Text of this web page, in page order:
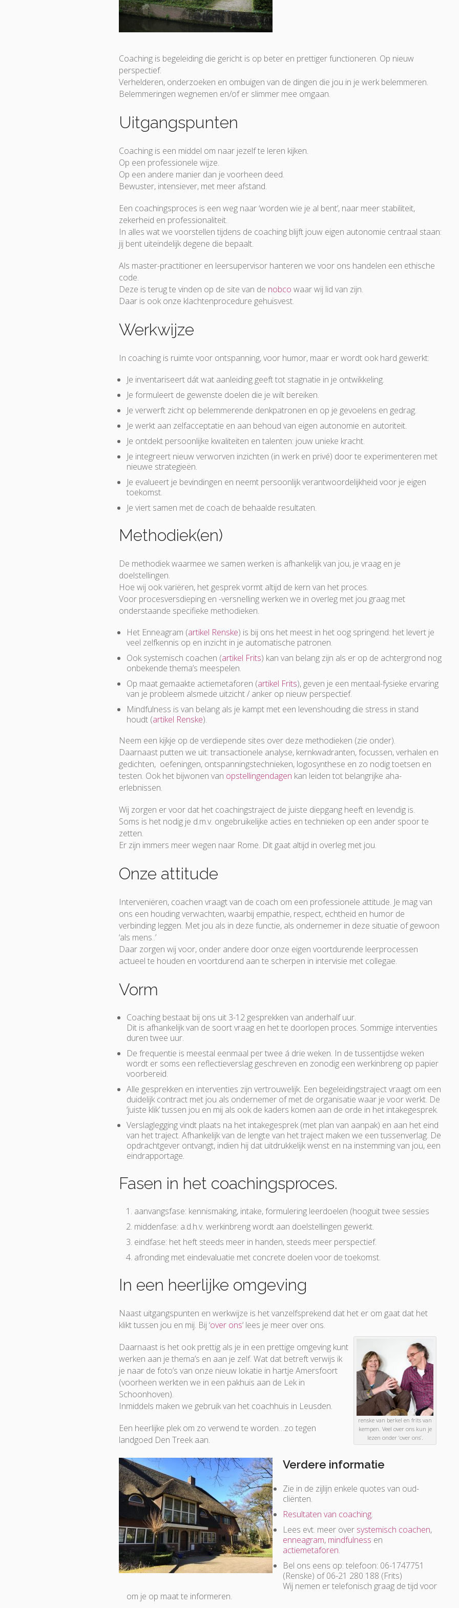
Coaching is begeleiding die gericht is op beter en prettiger functioneren. Op nieuw
perspectief.
Verhelderen, onderzoeken en ombuigen van de dingen die jou in je werk belemmeren.
Belemmeringen wegnemen en/of er slimmer mee omgaan.
Uitgangspunten
Coaching is een middel om naar jezelf te leren kijken.
Op een professionele wijze.
Op een andere manier dan je voorheen deed.
Bewuster, intensiever, met meer afstand.
Een coachingsproces is een weg naar ‘worden wie je al bent’, naar meer stabiliteit,
zekerheid en professionaliteit.
In alles wat we voorstellen tijdens de coaching blijft jouw eigen autonomie centraal staan:
jij bent uiteindelijk degene die bepaalt.
Als master-practitioner en leersupervisor hanteren we voor ons handelen een ethische
code.
Deze is terug te vinden op de site van de nobco waar wij lid van zijn.
Daar is ook onze klachtenprocedure gehuisvest.
Werkwijze
In coaching is ruimte voor ontspanning, voor humor, maar er wordt ook hard gewerkt:
Je inventariseert dát wat aanleiding geeft tot stagnatie in je ontwikkeling.
Je formuleert de gewenste doelen die je wilt bereiken.
Je verwerft zicht op belemmerende denkpatronen en op je gevoelens en gedrag.
Je werkt aan zelfacceptatie en aan behoud van eigen autonomie en autoriteit.
Je ontdekt persoonlijke kwaliteiten en talenten: jouw unieke kracht.
Je integreert nieuw verworven inzichten (in werk en privé) door te experimenteren met
nieuwe strategieën.
Je evalueert je bevindingen en neemt persoonlijk verantwoordelijkheid voor je eigen
toekomst.
Je viert samen met de coach de behaalde resultaten.
Methodiek(en)
De methodiek waarmee we samen werken is afhankelijk van jou, je vraag en je
doelstellingen.
Hoe wij ook variëren, het gesprek vormt altijd de kern van het proces.
Voor procesversdieping en -versnelling werken we in overleg met jou graag met
onderstaande specifieke methodieken.
Het Enneagram (artikel Renske) is bij ons het meest in het oog springend: het levert je
veel zelfkennis op en inzicht in je automatische patronen.
Ook systemisch coachen (artikel Frits) kan van belang zijn als er op de achtergrond nog
onbekende thema’s meespelen.
Op maat gemaakte actiemetaforen (artikel Frits), geven je een mentaal-fysieke ervaring
van je probleem alsmede uitzicht / anker op nieuw perspectief.
Mindfulness is van belang als je kampt met een levenshouding die stress in stand
houdt (artikel Renske).
Neem een kijkje op de verdiepende sites over deze methodieken (zie onder).
Daarnaast putten we uit: transactionele analyse, kernkwadranten, focussen, verhalen en
gedichten, oefeningen, ontspanningstechnieken, logosynthese en zo nodig toetsen en
testen. Ook het bijwonen van opstellingendagen kan leiden tot belangrijke aha-
erlebnissen.
Wij zorgen er voor dat het coachingstraject de juiste diepgang heeft en levendig is.
Soms is het nodig je d.m.v. ongebruikelijke acties en technieken op een ander spoor te
zetten.
Er zijn immers meer wegen naar Rome. Dit gaat altijd in overleg met jou.
Onze attitude
Interveniëren, coachen vraagt van de coach om een professionele attitude. Je mag van
ons een houding verwachten, waarbij empathie, respect, echtheid en humor de
verbinding leggen. Met jou als in deze functie, als ondernemer in deze situatie of gewoon
‘als mens..’
Daar zorgen wij voor, onder andere door onze eigen voortdurende leerprocessen
actueel te houden en voortdurend aan te scherpen in intervisie met collegae.
Vorm
Coaching bestaat bij ons uit 3-12 gesprekken van anderhalf uur.
Dit is afhankelijk van de soort vraag en het te doorlopen proces. Sommige interventies
duren twee uur.
De frequentie is meestal eenmaal per twee á drie weken. In de tussentijdse weken
wordt er soms een reflectieverslag geschreven en zonodig een werkinbreng op papier
voorbereid.
Alle gesprekken en interventies zijn vertrouwelijk. Een begeleidingstraject vraagt om een
duidelijk contract met jou als ondernemer of met de organisatie waar je voor werkt. De
‘juiste klik’ tussen jou en mij als ook de kaders komen aan de orde in het intakegesprek.
Verslaglegging vindt plaats na het intakegesprek (met plan van aanpak) en aan het eind
van het traject. Afhankelijk van de lengte van het traject maken we een tussenverlag. De
opdrachtgever ontvangt, indien hij dat uitdrukkelijk wenst en na instemming van jou, een
eindrapportage.
Fasen in het coachingsproces.
aanvangsfase: kennismaking, intake, formulering leerdoelen (hooguit twee sessies
middenfase: a.d.h.v. werkinbreng wordt aan doelstellingen gewerkt.
eindfase: het heft steeds meer in handen, steeds meer perspectief.
afronding met eindevaluatie met concrete doelen voor de toekomst.
In een heerlijke omgeving
Naast uitgangspunten en werkwijze is het vanzelfsprekend dat het er om gaat dat het
klikt tussen jou en mij. Bij ‘over ons‘ lees je meer over ons.
renske van berkel en frits van
kempen. Veel over ons kun je
lezen onder ‘over ons’.
Daarnaast is het ook prettig als je in een prettige omgeving kunt
werken aan je thema’s en aan je zelf. Wat dat betreft verwijs ik
je naar de foto’s van onze nieuw lokatie in hartje Amersfoort
(voorheen werkten we in een pakhuis aan de Lek in
Schoonhoven).
Inmiddels maken we gebruik van het coachhuis in Leusden.
Een heerlijke plek om zo verwend te worden…zo tegen
landgoed Den Treek aan.
Verdere informatie
Zie in de zijlijn enkele quotes van oud-
cliënten.
Resultaten van coaching.
Lees evt. meer over systemisch coachen,
enneagram, mindfulness en
actiemetaforen.
Bel ons eens op: telefoon: 06-1747751
(Renske) of 06-21 280 188 (Frits)
Wij nemen er telefonisch graag de tijd voor
om je op maat te informeren.